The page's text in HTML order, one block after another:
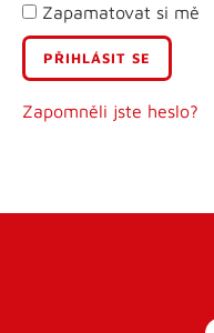
Zapamatovat si mě
Zapomněli jste heslo?
E-mail
Uživatelské jméno